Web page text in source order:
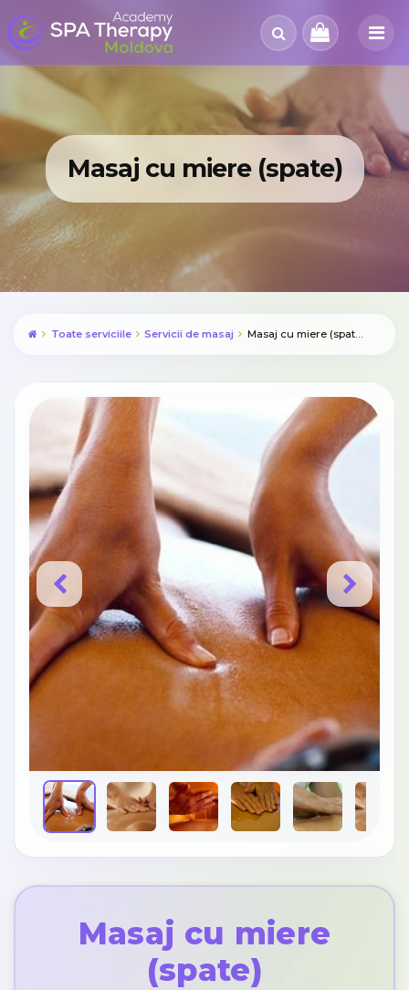
Masaj cu miere (spate)
Toate serviciile Servicii de masaj Masaj cu miere (spate)
Masaj cu miere
(spate)